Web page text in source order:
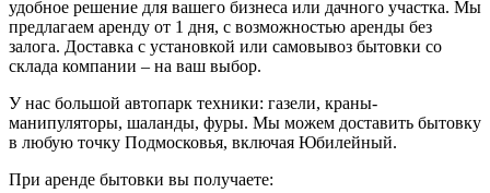
удобное решение для вашего бизнеса или дачного участка. Мы
предлагаем аренду от 1 дня, с возможностью аренды без
залога. Доставка с установкой или самовывоз бытовки со
склада компании – на ваш выбор.
У нас большой автопарк техники: газели, краны-
манипуляторы, шаланды, фуры. Мы можем доставить бытовку
в любую точку Подмосковья, включая Юбилейный.
При аренде бытовки вы получаете: